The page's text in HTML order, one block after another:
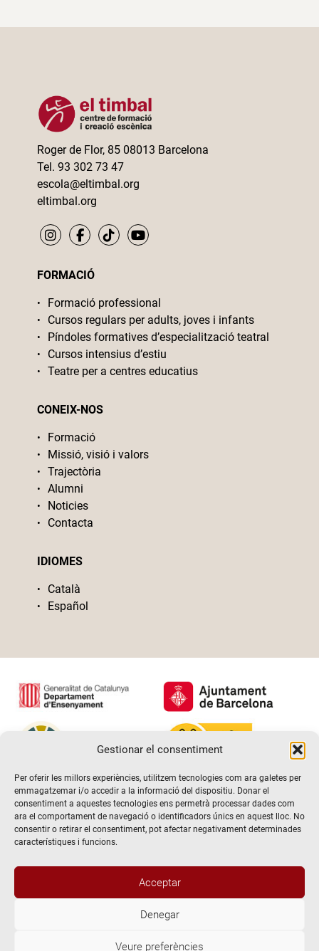
Gestionar el consentiment
Per oferir les millors experiències, utilitzem tecnologies com ara galetes per
emmagatzemar i/o accedir a la informació del dispositiu. Donar el
consentiment a aquestes tecnologies ens permetrà processar dades com
ara el comportament de navegació o identificadors únics en aquest lloc. No
consentir o retirar el consentiment, pot afectar negativament determinades
característiques i funcions.
Acceptar
Denegar
Veure preferències
Roger de Flor, 85 08013 Barcelona
Tel. 93 302 73 47
escola@eltimbal.org
eltimbal.org
FORMACIÓ
Formació professional
Cursos regulars per adults, joves i infants
Píndoles formatives d’especialització teatral
Cursos intensius d’estiu
Teatre per a centres educatius
CONEIX-NOS
Formació
Missió, visió i valors
Trajectòria
Alumni
Noticies
Contacta
IDIOMES
Català
Español
@2026 Escola de teatre El Timbal. Tots els drets reservats
Avís Legal